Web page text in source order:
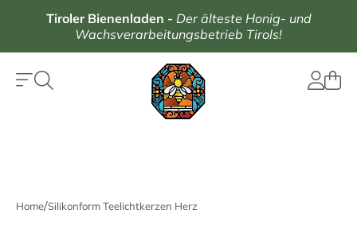
Tiroler Bienenladen - Der älteste Honig- und
Wachsverarbeitungsbetrieb Tirols!
Home Silikonform Teelichtkerzen Herz